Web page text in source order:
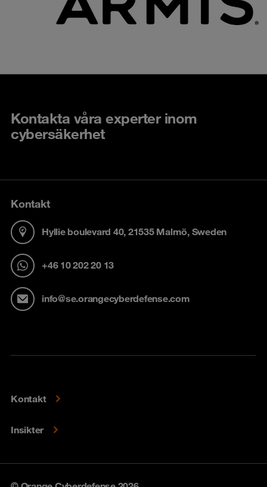
Kontakta våra experter inom
cybersäkerhet
Kontakt
Hyllie boulevard 40, 21535 Malmö, Sweden
+46 10 202 20 13
info@se.orangecyberdefense.com
Kontakt
Insikter